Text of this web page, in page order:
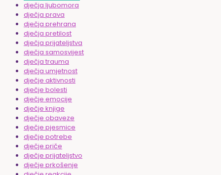
dječja ljubomora
dječja prava
dječja prehrana
dječja pretilost
dječja prijateljstva
dječja samosvijest
dječja trauma
dječja umjetnost
dječje aktivnosti
dječje bolesti
dječje emocije
dječje knjige
dječje obaveze
dječje pjesmice
dječje potrebe
dječje priče
dječje prijateljstvo
dječje prkošenje